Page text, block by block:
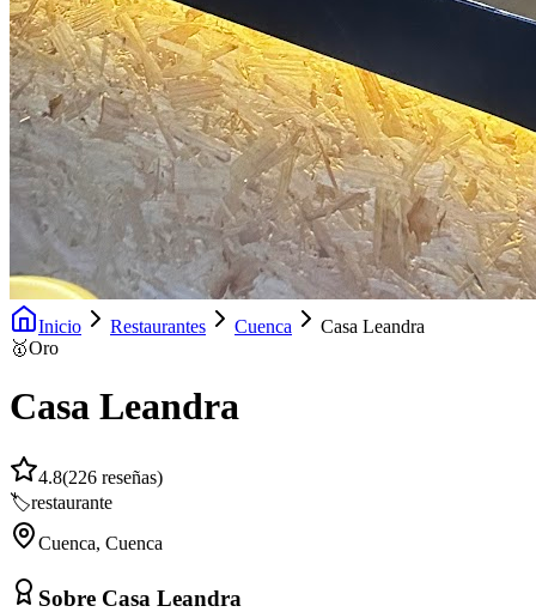
Inicio Restaurantes Cuenca
Casa Leandra
🥇Oro
Casa Leandra
4.8(226 reseñas)
🏷️restaurante
Cuenca, Cuenca
Sobre Casa Leandra